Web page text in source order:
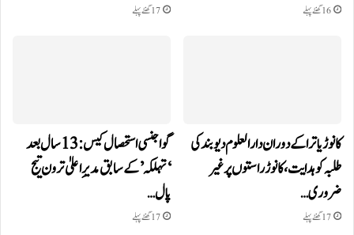
16 گھنٹے پہلے 17 گھنٹے پہلے
کانوڑ یاترا کے دوران دارالعلوم دیوبند کی
طلبہ کو ہدایت، کانوڑ راستوں پر غیر
ضروری…
17 گھنٹے پہلے
گوا جنسی استحصال کیس: 13 سال بعد
‘تہلکہ’ کے سابق مدیرِ اعلیٰ ترون تیج
پال…
17 گھنٹے پہلے